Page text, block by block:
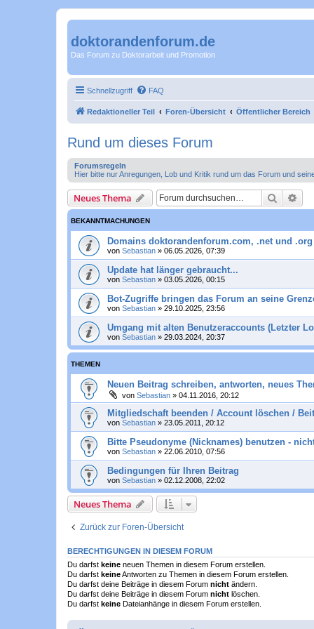
doktorandenforum.de
Das Forum zu Doktorarbeit und Promotion
Schnellzugriff FAQ
Redaktioneller Teil Foren-Übersicht Öffentlicher Bereich
Rund um dieses Forum
Forumsregeln
Hier bitte nur Anregungen, Lob und Kritik rund um das Forum und
Neues Thema Suche
BEKANNTMACHUNGEN
Domains doktorandenforum.com, .net und
von Sebastian » 06.05.2026, 07:39
Update hat länger gebraucht...
von Sebastian » 03.05.2026, 00:15
Bot-Zugriffe bringen das Forum an seine
von Sebastian » 29.10.2025, 23:56
Umgang mit alten Benutzeraccounts (Letzter
von Sebastian » 29.03.2024, 20:37
THEMEN
Neuen Beitrag schreiben, antworten, neues
von Sebastian » 04.11.2016, 20:12
Mitgliedschaft beenden / Account löschen /
von Sebastian » 23.05.2011, 20:12
Bitte Pseudonyme (Nicknames) benutzen -
von Sebastian » 22.06.2010, 07:56
Bedingungen für Ihren Beitrag
von Sebastian » 02.12.2008, 22:02
Neues Thema
Zurück zur Foren-Übersicht
BERECHTIGUNGEN IN DIESEM FORUM
Du darfst keine neuen Themen in diesem Forum erstellen.
Du darfst keineAntworten zu Themen in diesem Forum erstellen.
Du darfst deine Beiträge in diesem Forum nicht ändern.
Du darfst deine Beiträge in diesem Forum nicht löschen.
Du darfst keine Dateianhänge in diesem Forum erstellen.